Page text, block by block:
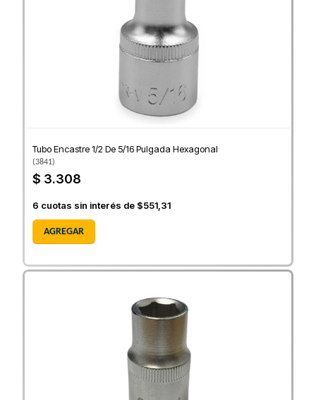
Tubo Encastre 1/2 De 5/16 Pulgada Hexagonal
(3841)
$ 3.308
6 cuotas sin interés de $551,31
AGREGAR